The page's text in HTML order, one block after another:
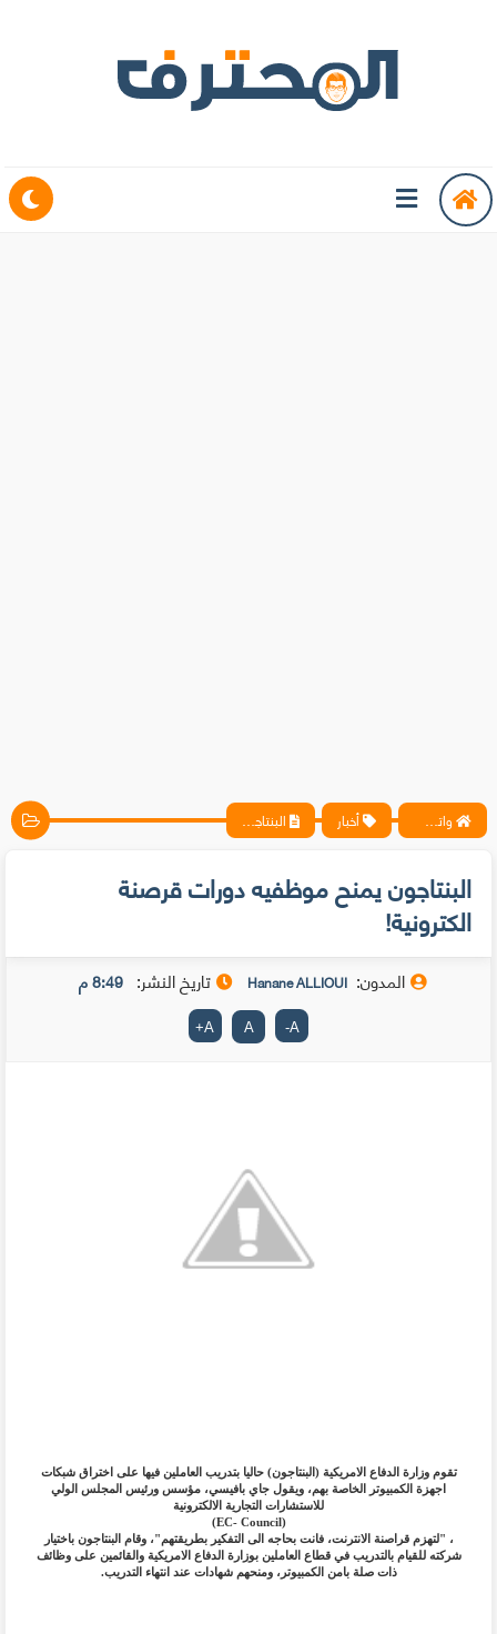
واتس آب ، فيسبوك ، أنترنت ، شروحات تقنية حصرية - المحترف أخبار البنتاجون يمنح موظفيه دورات قرصنة الكترونية!
البنتاجون يمنح موظفيه دورات قرصنة
الكترونية!
المدون: Hanane ALLIOUI تاريخ النشر: 8:49 م
A
-
A
A
+
تقوم وزارة الدفاع الامريكية (البنتاجون) حاليا بتدريب العاملين فيها على اختراق شبكات
اجهزة الكمبيوتر الخاصة بهم، ويقول جاي بافيسي، مؤسس ورئيس المجلس الولي
للاستشارات التجارية الالكترونية
(EC- Council)
، "لتهزم قراصنة الانترنت، فانت بحاجه الى التفكير بطريقتهم"، وقام البنتاجون باختيار
شركته للقيام بالتدريب في قطاع العاملين بوزارة الدفاع الامريكية والقائمين على وظائف
ذات صلة بامن الكمبيوتر، ومنحهم شهادات عند انتهاء التدريب.